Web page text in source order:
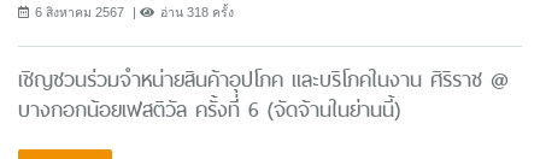
6 สิงหาคม 2567 อ่าน 318 ครั้ง
เชิญชวนร่วมจำหน่ายสินค้าอุปโภค และบริโภคในงาน ศิริราช @
บางกอกน้อยเฟสติวัล ครั้งที่ 6 (จัดจ้านในย่านนี้)